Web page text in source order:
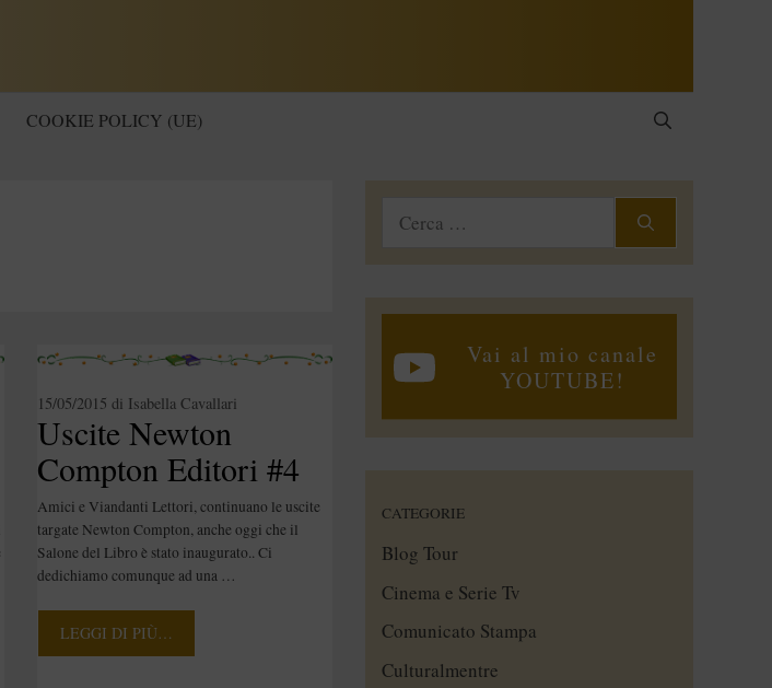
COOKIE POLICY (UE)
Uscite Newton
Compton Editori #4
15/05/2015 di Isabella Cavallari
Amici e Viandanti Lettori, continuano le uscite
targate Newton Compton, anche oggi che il
Salone del Libro è stato inaugurato.. Ci
dedichiamo comunque ad una …
LEGGI DI PIÙ…
Ricerca
Vai al mio canale
YOUTUBE!
CATEGORIE
Blog Tour
Cinema e Serie Tv
Comunicato Stampa
Culturalmentre